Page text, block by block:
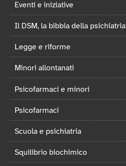
Eventi e iniziative
Il DSM, la bibbia della psichiatria
Legge e riforme
Minori allontanati
Psicofarmaci e minori
Psicofarmaci
Scuola e psichiatria
Squilibrio biochimico